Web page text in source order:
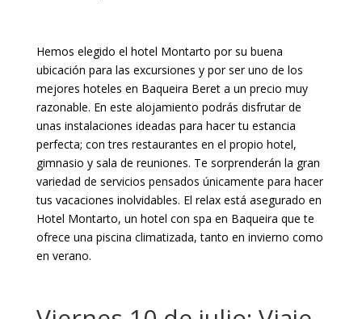
Hemos elegido el hotel Montarto por su buena
ubicación para las excursiones y por ser uno de los
mejores hoteles en Baqueira Beret a un precio muy
razonable. En este alojamiento podrás disfrutar de
unas instalaciones ideadas para hacer tu estancia
perfecta; con tres restaurantes en el propio hotel,
gimnasio y sala de reuniones. Te sorprenderán la gran
variedad de servicios pensados únicamente para hacer
tus vacaciones inolvidables. El relax está asegurado en
Hotel Montarto, un hotel con spa en Baqueira que te
ofrece una piscina climatizada, tanto en invierno como
en verano.